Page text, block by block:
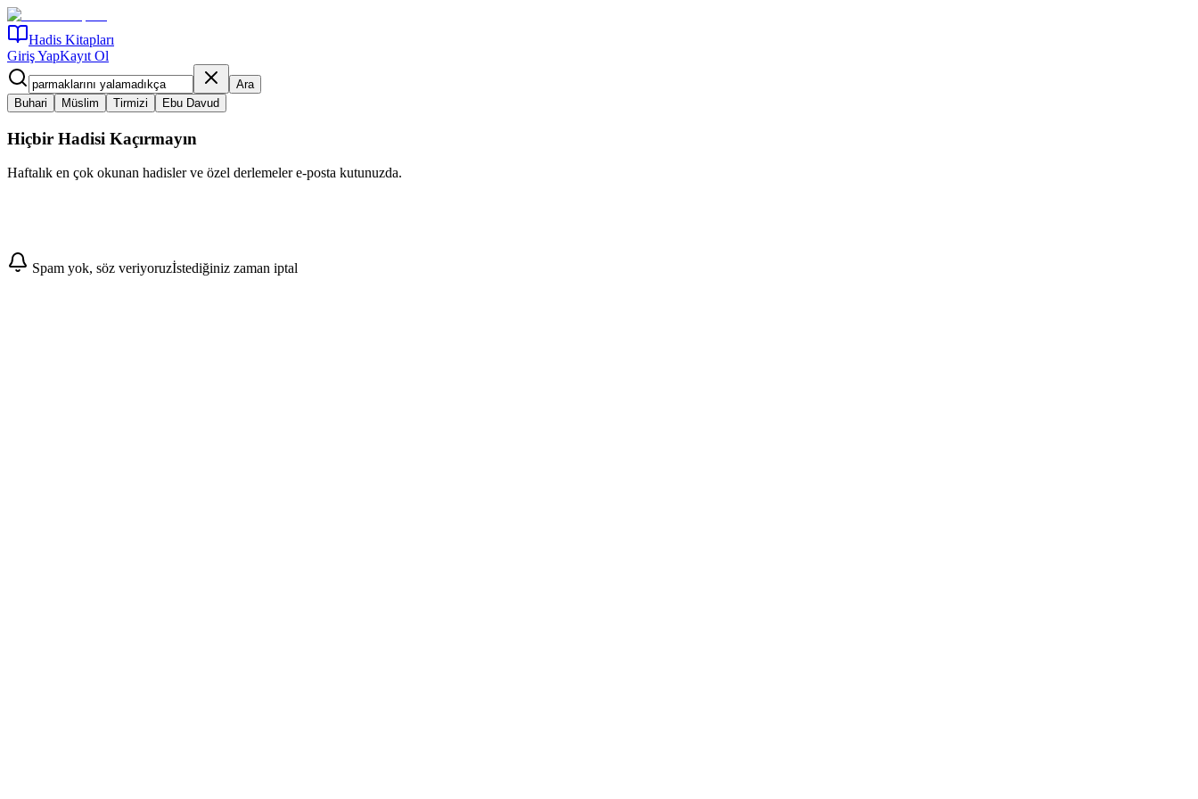
Hadis Kitapları
Giriş YapKayıt Ol
Ara
Buhari
Müslim Tirmizi Ebu Davud
Hiçbir Hadisi Kaçırmayın
Haftalık en çok okunan hadisler ve özel derlemeler e-posta kutunuzda.
Abone Ol
Spam yok, söz veriyoruzİstediğiniz zaman iptal